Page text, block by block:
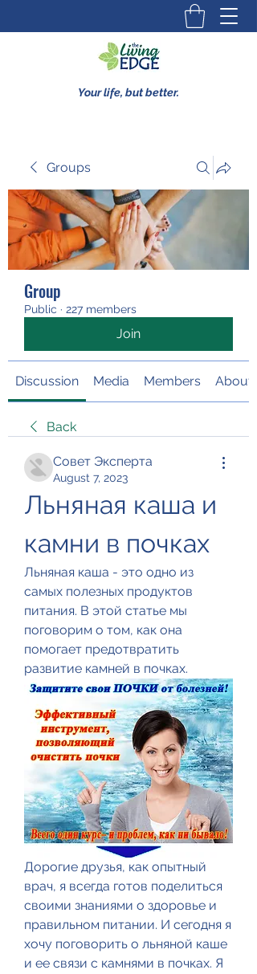
Your life, but better.
Groups
Group
Public · 227 members
Join
Discussion Media Members About
Back
Совет Эксперта
August 7, 2023
Льняная каша и
камни в почках
Льняная каша - это одно из
самых полезных продуктов
питания. В этой статье мы
поговорим о том, как она
помогает предотвратить
развитие камней в почках.
Дорогие друзья, как опытный
врач, я всегда готов поделиться
своими знаниями о здоровье и
правильном питании. И сегодня я
хочу поговорить о льняной каше
и ее связи с камнями в почках. Я